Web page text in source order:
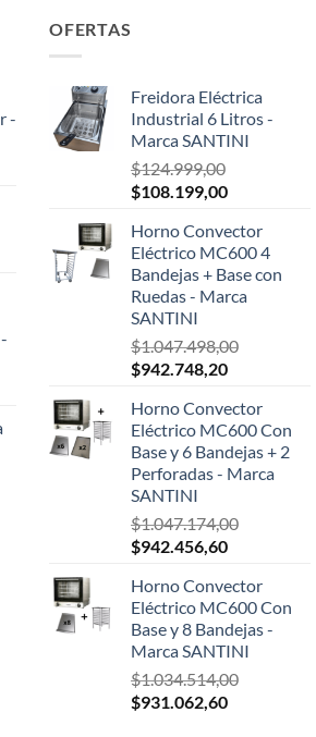
-
OFERTAS
Freidora Eléctrica
Industrial 6 Litros -
Marca SANTINI
$124.999,00
El
original
era:
$124.999,00.
$108.199,00El
actual
es:
$108.199,00.
Horno Convector
Eléctrico MC600 4
Bandejas + Base con
Ruedas - Marca
SANTINI
$1.047.498,00
El
original
era:
$1.047.498,00.
$942.748,20El
actual
es:
$942.748,20.
Horno Convector
Eléctrico MC600 Con
Base y 6 Bandejas + 2
Perforadas - Marca
SANTINI
$1.047.174,00
El
original
era:
$1.047.174,00.
$942.456,60El
actual
es:
$942.456,60.
Horno Convector
Eléctrico MC600 Con
Base y 8 Bandejas -
Marca SANTINI
$1.034.514,00
El
$931.062,60El